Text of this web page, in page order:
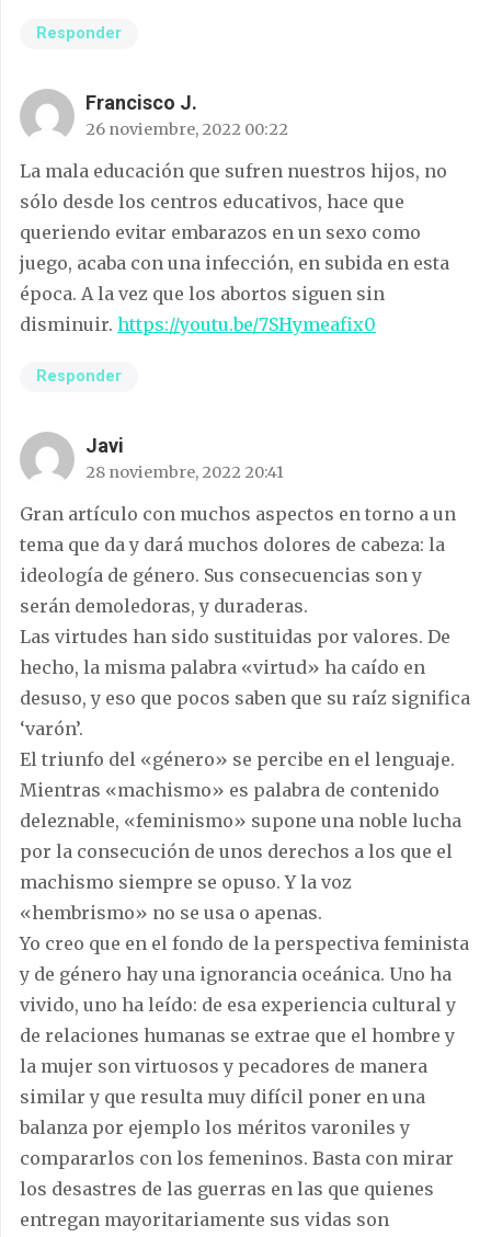
Responder
Francisco J.
26 noviembre, 2022 00:22
La mala educación que sufren nuestros hijos, no
sólo desde los centros educativos, hace que
queriendo evitar embarazos en un sexo como
juego, acaba con una infección, en subida en esta
época. A la vez que los abortos siguen sin
disminuir. https://youtu.be/7SHymeafix0
Responder
Javi
28 noviembre, 2022 20:41
Gran artículo con muchos aspectos en torno a un
tema que da y dará muchos dolores de cabeza: la
ideología de género. Sus consecuencias son y
serán demoledoras, y duraderas.
Las virtudes han sido sustituidas por valores. De
hecho, la misma palabra «virtud» ha caído en
desuso, y eso que pocos saben que su raíz significa
‘varón’.
El triunfo del «género» se percibe en el lenguaje.
Mientras «machismo» es palabra de contenido
deleznable, «feminismo» supone una noble lucha
por la consecución de unos derechos a los que el
machismo siempre se opuso. Y la voz
«hembrismo» no se usa o apenas.
Yo creo que en el fondo de la perspectiva feminista
y de género hay una ignorancia oceánica. Uno ha
vivido, uno ha leído: de esa experiencia cultural y
de relaciones humanas se extrae que el hombre y
la mujer son virtuosos y pecadores de manera
similar y que resulta muy difícil poner en una
balanza por ejemplo los méritos varoniles y
compararlos con los femeninos. Basta con mirar
los desastres de las guerras en las que quienes
entregan mayoritariamente sus vidas son